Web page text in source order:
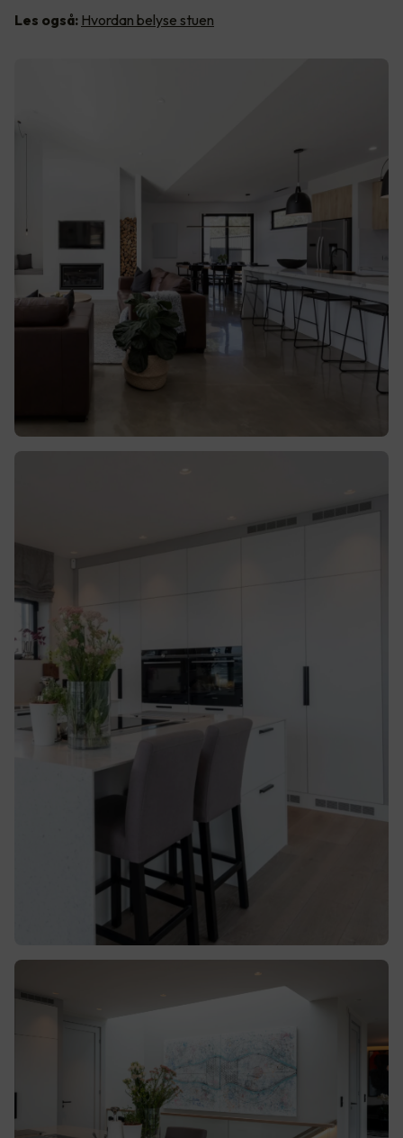
Les også: Hvordan belyse stuen